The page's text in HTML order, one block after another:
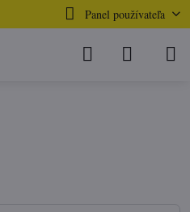
Panel používateľa